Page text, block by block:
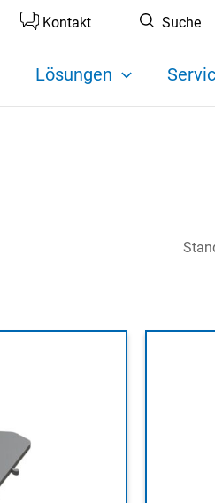
Kontakt Suche
Lösungen